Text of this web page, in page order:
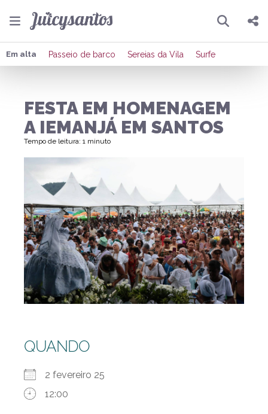
Pesquisar
Compartilhar
Enviar por Whatsapp
Em alta Passeio de barco Sereias da Vila Surfe
FESTA EM HOMENAGEM
A IEMANJÁ EM SANTOS
Tempo de leitura: 1 minuto
QUANDO
2 fevereiro 25
12:00